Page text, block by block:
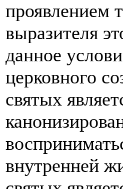
проявлением
выразителя
данное
церковного
святых
внутренней